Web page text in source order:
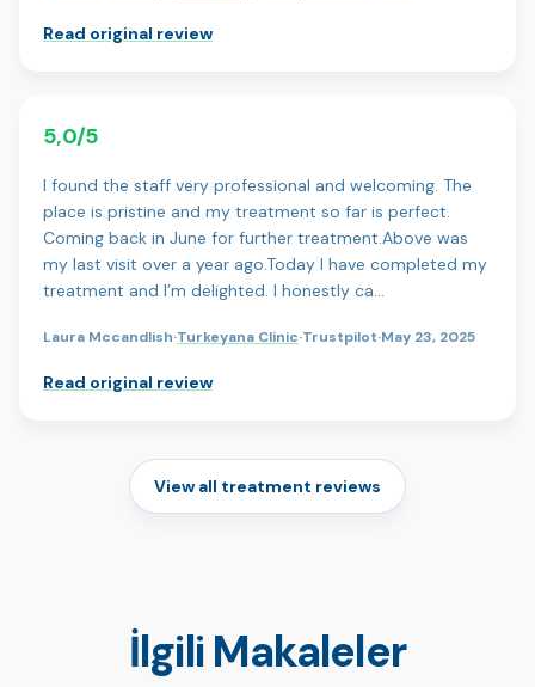
Read original review
5,0/5
I found the staff very professional and welcoming. The
place is pristine and my treatment so far is perfect.
Coming back in June for further treatment.Above was
my last visit over a year ago.Today I have completed my
treatment and I’m delighted. I honestly ca…
Laura Mccandlish·Turkeyana Clinic·Trustpilot·May 23, 2025
Read original review
View all treatment reviews
İlgili Makaleler